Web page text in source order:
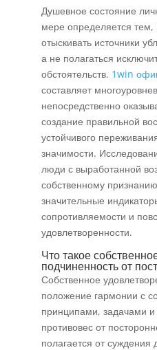
Душевное состояние
мере определяется тем,
отыскивать источники
а не полагаться
обстоятельств. 1win
составляет
непосредственно
создание правильной
устойчивого
значимости.
люди с выработанной
собственному
значительные
сопротивляемости и
удовлетворенности.
Что такое
подчиненность от
Собственное
положение гармонии с
принципами, задачами
противовес от
полагается от суждения